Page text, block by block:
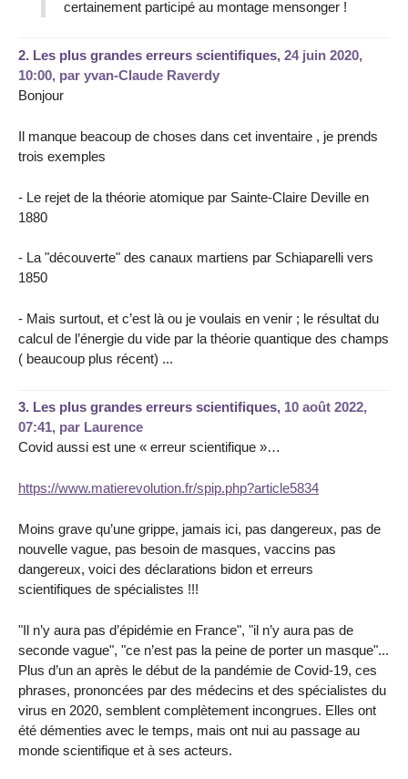
certainement participé au montage mensonger !
2. Les plus grandes erreurs scientifiques, 24 juin 2020,
10:00, par yvan-Claude Raverdy
Bonjour
Il manque beacoup de choses dans cet inventaire , je prends
trois exemples
- Le rejet de la théorie atomique par Sainte-Claire Deville en
1880
- La "découverte" des canaux martiens par Schiaparelli vers
1850
- Mais surtout, et c’est là ou je voulais en venir ; le résultat du
calcul de l’énergie du vide par la théorie quantique des champs
( beaucoup plus récent) ...
3. Les plus grandes erreurs scientifiques, 10 août 2022,
07:41, par Laurence
Covid aussi est une « erreur scientifique »…
https://www.matierevolution.fr/spip.php?article5834
Moins grave qu’une grippe, jamais ici, pas dangereux, pas de
nouvelle vague, pas besoin de masques, vaccins pas
dangereux, voici des déclarations bidon et erreurs
scientifiques de spécialistes !!!
"Il n’y aura pas d’épidémie en France", "il n’y aura pas de
seconde vague", "ce n’est pas la peine de porter un masque"...
Plus d’un an après le début de la pandémie de Covid-19, ces
phrases, prononcées par des médecins et des spécialistes du
virus en 2020, semblent complètement incongrues. Elles ont
été démenties avec le temps, mais ont nui au passage au
monde scientifique et à ses acteurs.